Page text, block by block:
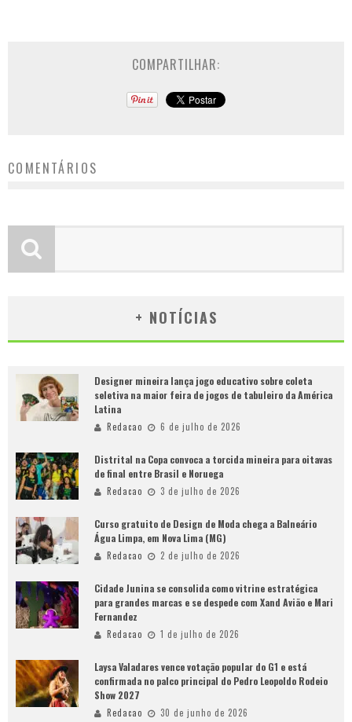
COMPARTILHAR:
COMENTÁRIOS
+ NOTÍCIAS
Designer mineira lança jogo educativo sobre coleta
seletiva na maior feira de jogos de tabuleiro da América
Latina
Redacao 6 de julho de 2026
Distrital na Copa convoca a torcida mineira para oitavas
de final entre Brasil e Noruega
Redacao 3 de julho de 2026
Curso gratuito de Design de Moda chega a Balneário
Água Limpa, em Nova Lima (MG)
Redacao 2 de julho de 2026
Cidade Junina se consolida como vitrine estratégica
para grandes marcas e se despede com Xand Avião e Mari
Fernandez
Redacao 1 de julho de 2026
Laysa Valadares vence votação popular do G1 e está
confirmada no palco principal do Pedro Leopoldo Rodeio
Show 2027
Redacao 30 de junho de 2026